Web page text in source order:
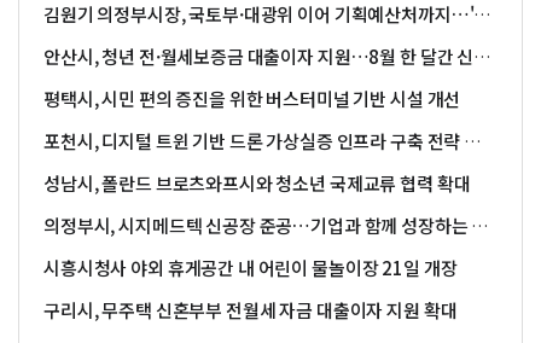
김원기 의정부시장, 국토부·대광위 이어 기획예산처까지…'8
호선 연장' 지원 총력
안산시, 청년 전·월세보증금 대출이자 지원…8월 한 달간 신청
접수
평택시, 시민 편의 증진을 위한 버스터미널 기반 시설 개선
포천시, 디지털 트윈 기반 드론 가상실증 인프라 구축 전략 연구
착수
성남시, 폴란드 브로츠와프시와 청소년 국제교류 협력 확대
의정부시, 시지메드텍 신공장 준공…기업과 함께 성장하는 미
래산업도시로 도약
시흥시청사 야외 휴게공간 내 어린이 물놀이장 21일 개장
구리시, 무주택 신혼부부 전월세 자금 대출이자 지원 확대